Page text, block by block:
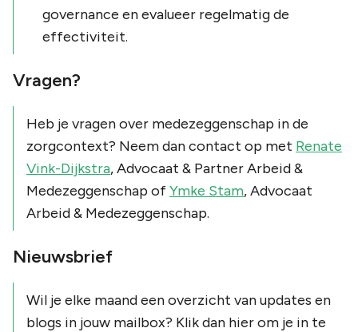
governance en evalueer regelmatig de
effectiviteit.
Vragen?
Heb je vragen over medezeggenschap in de
zorgcontext? Neem dan contact op met Renate
Vink-Dijkstra, Advocaat & Partner Arbeid &
Medezeggenschap ofYmke Stam, Advocaat
Arbeid & Medezeggenschap.
Nieuwsbrief
Wil je elke maand een overzicht van updates en
blogs in jouw mailbox? Klik dan hier om je in te